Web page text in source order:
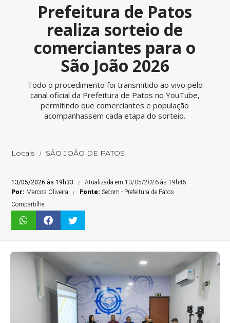
Prefeitura de Patos
realiza sorteio de
comerciantes para o
São João 2026
Todo o procedimento foi transmitido ao vivo pelo
canal oficial da Prefeitura de Patos no YouTube,
permitindo que comerciantes e população
acompanhassem cada etapa do sorteio.
Locais SÃO JOÃO DE PATOS
13/05/2026 às 19h33
Atualizada em 13/05/2026 às 19h45
Por: Marcos Oliveira Fonte:Secom - Prefeitura de Patos
Compartilhe: